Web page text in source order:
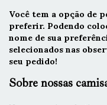
Você tem a opção de
preferir. Podendo
nome de sua
selecionados nas
seu pedido!
Sobre nossas